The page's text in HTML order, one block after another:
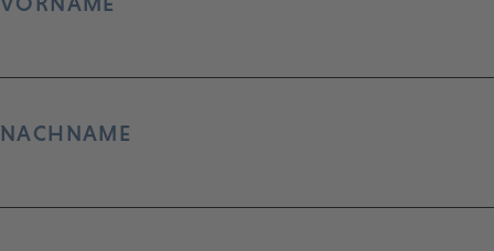
NACHNAME